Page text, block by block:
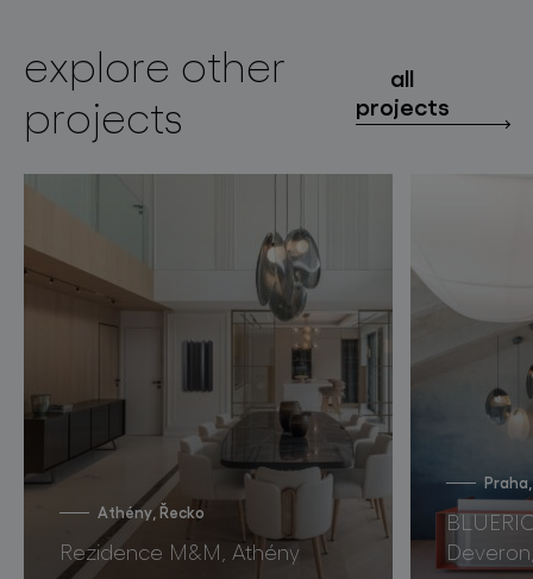
explore other
projects
all
projects
Athény, Řecko
Rezidence M&M, Athény